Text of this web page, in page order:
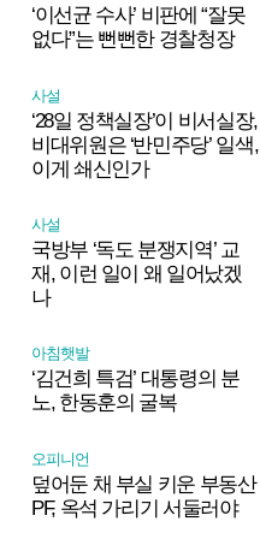
‘이선균 수사’ 비판에 “잘못
없다”는 뻔뻔한 경찰청장
사설
‘28일 정책실장’이 비서실장,
비대위원은 ‘반민주당’ 일색,
이게 쇄신인가
사설
국방부 ‘독도 분쟁지역’ 교
재, 이런 일이 왜 일어났겠
나
아침햇발
‘김건희 특검’ 대통령의 분
노, 한동훈의 굴복
오피니언
덮어둔 채 부실 키운 부동산
PF, 옥석 가리기 서둘러야